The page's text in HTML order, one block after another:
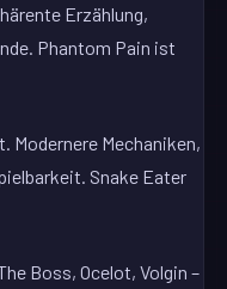
Erzählung,
Phantom Pain ist
Modernere Mechaniken,
Snake Eater
Boss, Ocelot, Volgin –